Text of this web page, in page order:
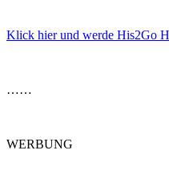
Klick hier und werde His2Go
……
WERBUNG